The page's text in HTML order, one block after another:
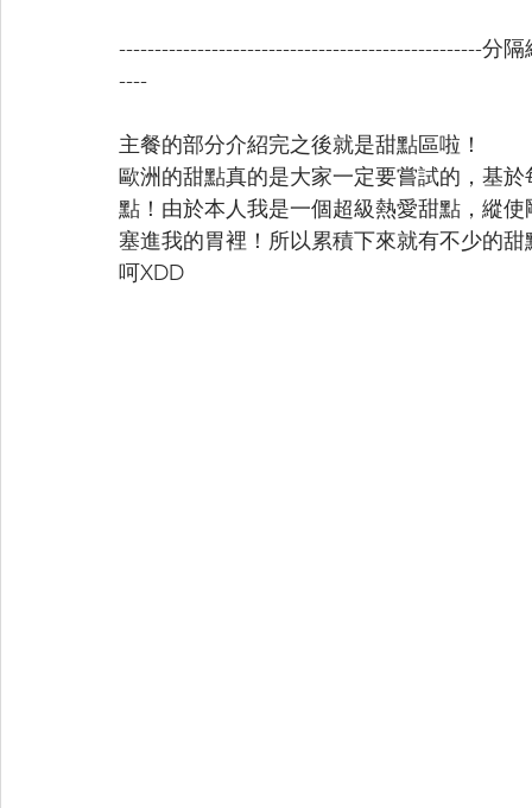
---------------------------------------------------分
----
主餐的部分介紹完之後就是甜點區啦！
歐洲的甜點真的是大家一定要嘗試的，基
點！由於本人我是一個超級熱愛甜點，縱
塞進我的胃裡！所以累積下來就有不少的
呵XDD